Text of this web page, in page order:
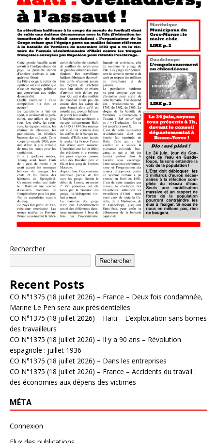
Rechercher
Rechercher
Recent Posts
CO N°1375 (18 juillet 2026) – France – Deux fois condamnée,
Marine Le Pen sera aux présidentielles
CO N°1375 (18 juillet 2026) – Haïti – L’exploitation sans bornes
des travailleurs
CO N°1375 (18 juillet 2026) – Il y a 90 ans – Révolution
espagnole : juillet 1936
CO N°1375 (18 juillet 2026) – Dans les entreprises
CO N°1375 (18 juillet 2026) – France – Accidents du travail :
des économies aux dépens des victimes
MÉTA
Connexion